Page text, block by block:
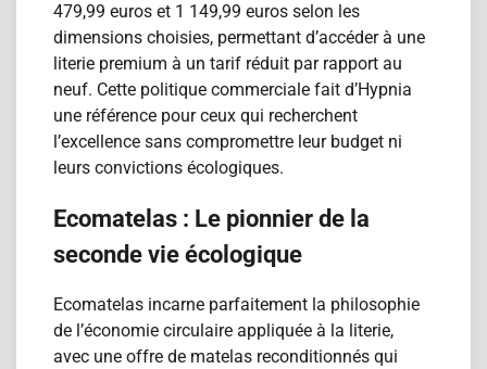
479,99 euros et 1 149,99 euros selon les
dimensions choisies, permettant d’accéder à une
literie premium à un tarif réduit par rapport au
neuf. Cette politique commerciale fait d’Hypnia
une référence pour ceux qui recherchent
l’excellence sans compromettre leur budget ni
leurs convictions écologiques.
Ecomatelas : Le pionnier de la
seconde vie écologique
Ecomatelas incarne parfaitement la philosophie
de l’économie circulaire appliquée à la literie,
avec une offre de matelas reconditionn​és qui